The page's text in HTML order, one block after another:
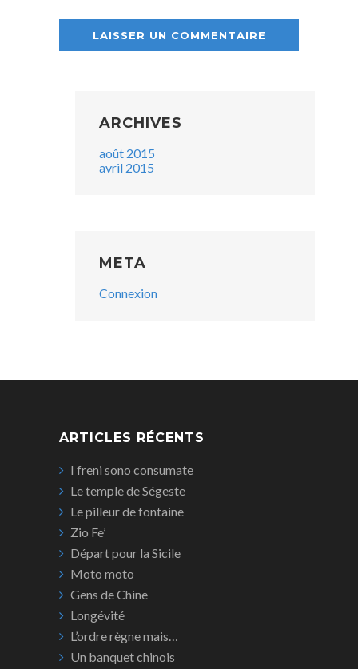
ARCHIVES
août 2015
avril 2015
META
Connexion
ARTICLES RÉCENTS
I freni sono consumate
Le temple de Ségeste
Le pilleur de fontaine
Zio Fe’
Départ pour la Sicile
Moto moto
Gens de Chine
Longévité
L’ordre règne mais…
Un banquet chinois